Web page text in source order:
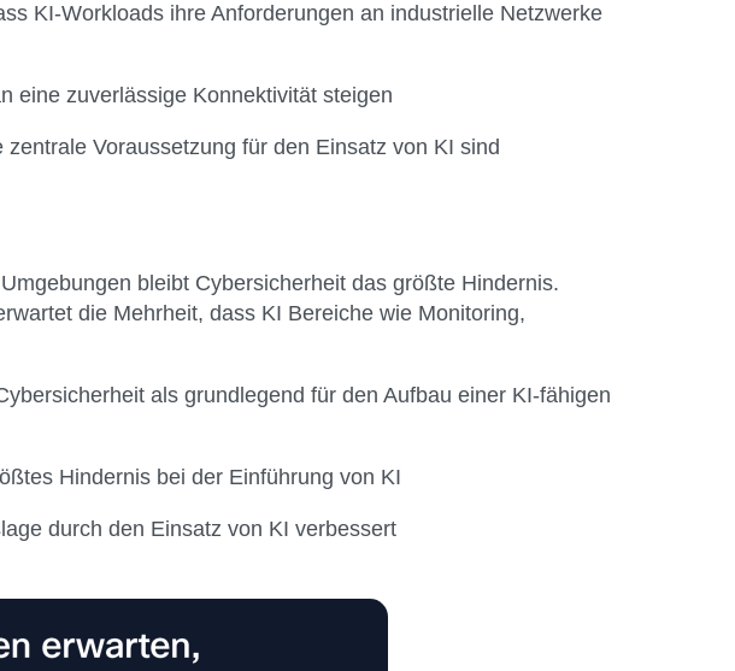
KI-Workloads ihre Anforderungen an industrielle Netzwerke
eine zuverlässige Konnektivität steigen
Voraussetzung für den Einsatz von KI sind
bleibt Cybersicherheit das größte Hindernis.
die Mehrheit, dass KI Bereiche wie Monitoring,
als grundlegend für den Aufbau einer KI-fähigen
Hindernis bei der Einführung von KI
durch den Einsatz von KI verbessert